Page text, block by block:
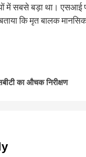
में सबसे बड़ा था। एसआई
कि मृत बालक
का औचक निरीक्षण